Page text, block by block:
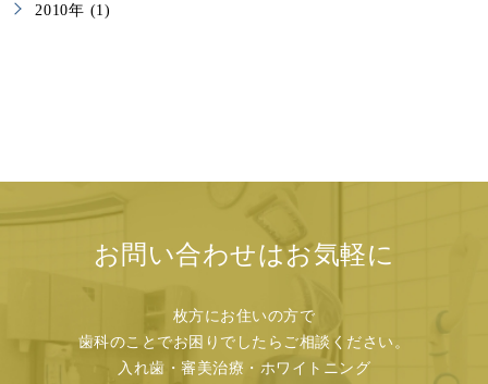
2010年 (1)
お問い合わせはお気軽に
枚方にお住いの方で
歯科のことでお困りでしたらご相談ください。
入れ歯・審美治療・ホワイトニング